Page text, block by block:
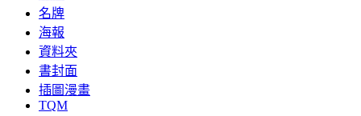
名牌
海報
資料夾
書封面
插圖漫畫
TQM